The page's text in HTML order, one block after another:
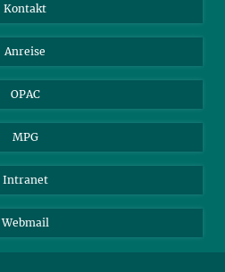
Kontakt
Anreise
OPAC
MPG
Intranet
Webmail